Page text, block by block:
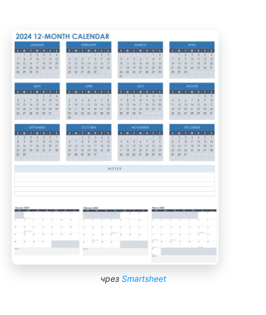
чрез Smartsheet